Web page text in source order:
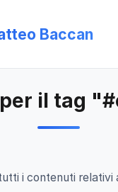
Baccan
il tag
i contenuti relativi